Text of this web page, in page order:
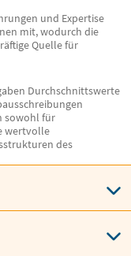
und Expertise
mit, wodurch die
Quelle für
Durchschnittswerte
sowohl für
wertvolle
des